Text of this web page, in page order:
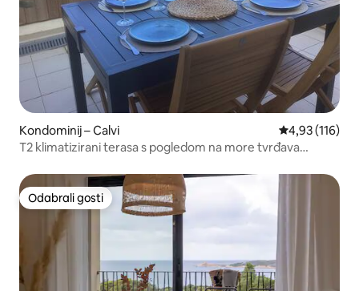
Kondominij – Calvi Prosječna
4,93 (116)
T2 klimatizirani terasa s pogledom na more tvrđava
Odabrali gosti
Odabrali gosti